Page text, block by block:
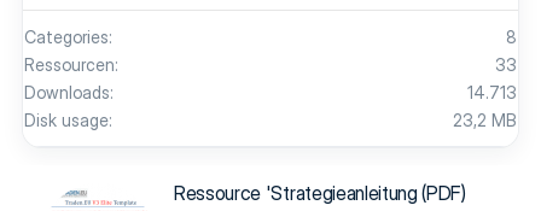
Categories
8
Ressourcen
33
Downloads
14.713
Disk usage
23,2 MB
Ressource 'Strategieanleitung (PDF)